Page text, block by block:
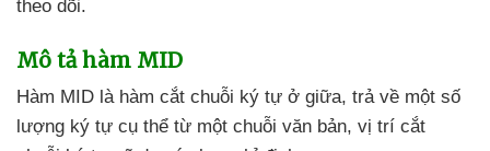
theo dõi.
Mô tả hàm MID
Hàm MID là hàm cắt chuỗi ký tự ở giữa, trả về một số
lượng ký tự cụ thể từ một chuỗi văn bản, vị trí cắt